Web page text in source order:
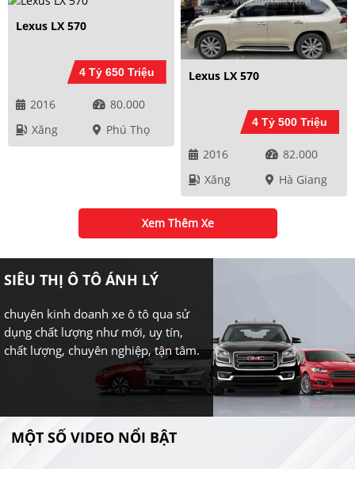
Lexus LX 570
4 Tỷ 650 Triệu
2016
80.000
Xăng
Phú Thọ
Lexus LX 570
4 Tỷ 500 Triệu
2016
82.000
Xăng
Hà Giang
Xem Thêm Xe
SIÊU THỊ Ô TÔ ÁNH LÝ
chuyên kinh doanh xe ô tô qua sử
dụng chất lượng như mới, uy tín,
chất lượng, chuyên nghiệp, tận tâm.
MỘT SỐ VIDEO NỔI BẬT